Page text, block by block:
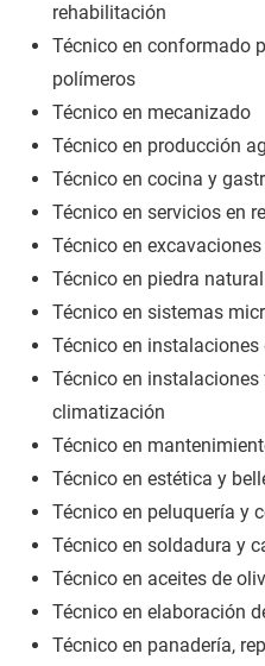
rehabilitación
Técnico en conformado
polímeros
Técnico en mecanizado
Técnico en producción
Técnico en cocina y
Técnico en servicios en
Técnico en
Técnico en piedra natural
Técnico en sistemas
Técnico en
Técnico en
climatización
Técnico en
Técnico en estética y
Técnico en peluquería y
Técnico en soldadura y
Técnico en aceites de
Técnico en elaboración
Técnico en panadería,